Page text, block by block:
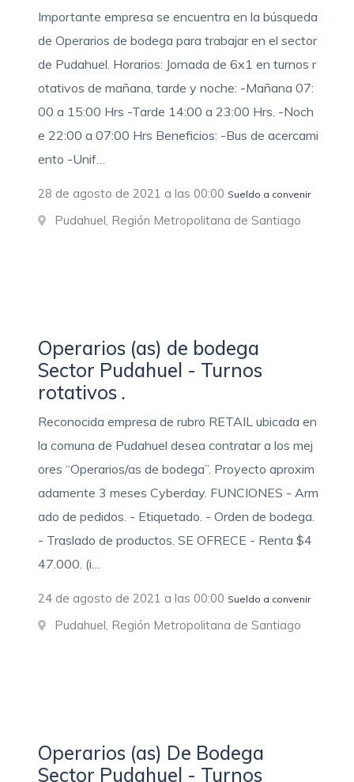
Importante empresa se encuentra en la búsqueda
de Operarios de bodega para trabajar en el sector
de Pudahuel. Horarios: Jornada de 6x1 en turnos r
otativos de mañana, tarde y noche: -Mañana 07:
00 a 15:00 Hrs -Tarde 14:00 a 23:00 Hrs. -Noch
e 22:00 a 07:00 Hrs Beneficios: -Bus de acercami
ento -Unif…
28 de agosto de 2021 a las 00:00 Sueldo a convenir
Pudahuel, Región Metropolitana de Santiago
Operarios (as) de bodega
Sector Pudahuel - Turnos
rotativos .
Reconocida empresa de rubro RETAIL ubicada en
la comuna de Pudahuel desea contratar a los mej
ores “Operarios/as de bodega”. Proyecto aproxim
adamente 3 meses Cyberday. FUNCIONES - Arm
ado de pedidos. - Etiquetado. - Orden de bodega.
- Traslado de productos. SE OFRECE - Renta $4
47.000. (i…
24 de agosto de 2021 a las 00:00 Sueldo a convenir
Pudahuel, Región Metropolitana de Santiago
Operarios (as) De Bodega
Sector Pudahuel - Turnos